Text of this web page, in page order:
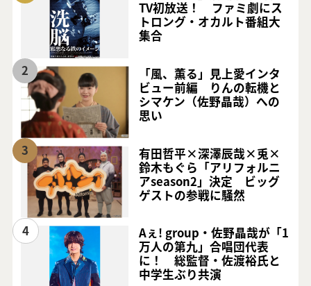
TV初放送！ ファミ劇にス
トロング・オカルト番組大
集合
2
「風、薫る」見上愛インタ
ビュー前編 りんの転機と
シマケン（佐野晶哉）への
思い
3
有田哲平×深澤辰哉×兎×
鈴木もぐら「アリフォルニ
アseason2」決定 ビッグ
ゲストの参戦に騒然
4
Aぇ! group・佐野晶哉が「1
万人の第九」合唱団代表
に！ 総監督・佐渡裕氏と
中学生ぶり共演